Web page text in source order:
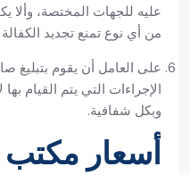
عليه للجهات المختصة، وألا
من أي نوع تمنع تجديد الكفالة
على العامل أن يقوم بتبليغ
الإجراءات التي يتم القيام
وبكل شفافية.
أسعار